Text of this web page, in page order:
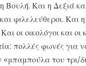
Βουλή. Και η Δεξιά
φιλελεύθεροι. Και
οι οικολόγοι και οι
πολλές φωνές για
του τρι/